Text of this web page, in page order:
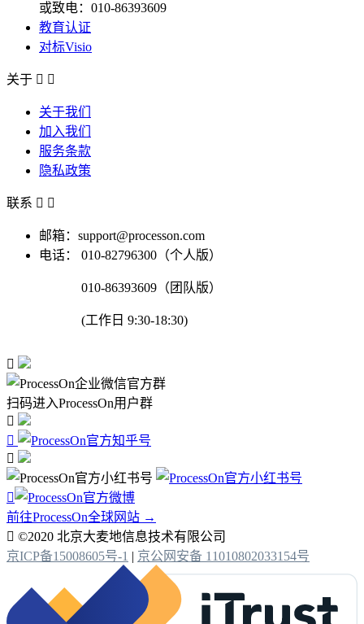
或致电：010-86393609
教育认证
对标Visio
关于  
关于我们
加入我们
服务条款
隐私政策
联系  
邮箱：support@processon.com
电话：
010-82796300（个人版）
010-86393609（团队版）
(工作日 9:30-18:30)

扫码进入ProcessOn用户群




前往ProcessOn全球网站 →
 ©2020 北京大麦地信息技术有限公司
京ICP备15008605号-1 | 京公网安备 11010802033154号